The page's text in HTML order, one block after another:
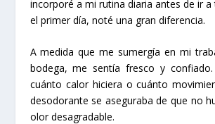
incorporé a mi rutina diaria antes de ir a
el primer día, noté una gran diferencia.
A medida que me sumergía en mi
bodega, me sentía fresco y
cuánto calor hiciera o cuánto
desodorante se aseguraba de que no
olor desagradable.